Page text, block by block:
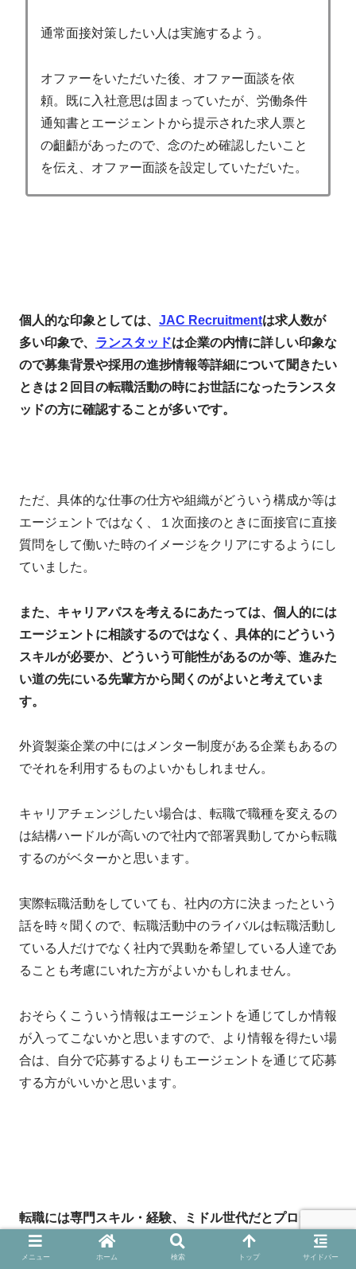
通常面接対策したい人は実施するよう。
オファーをいただいた後、オファー面談を依
頼。既に入社意思は固まっていたが、労働条件
通知書とエージェントから提示された求人票と
の齟齬があったので、念のため確認したいこと
を伝え、オファー面談を設定していただいた。
個人的な印象としては、 JAC Recruitmentは求人数が
多い印象で、 ランスタッドは企業の内情に詳しい印象な
ので募集背景や採用の進捗情報等詳細について聞きたい
ときは２回目の転職活動の時にお世話になったランスタ
ッドの方に確認することが多いです。
ただ、具体的な仕事の仕方や組織がどういう構成か等は
エージェントではなく、１次面接のときに面接官に直接
質問をして働いた時のイメージをクリアにするようにし
ていました。
また、キャリアパスを考えるにあたっては、個人的には
エージェントに相談するのではなく、具体的にどういう
スキルが必要か、どういう可能性があるのか等、進みた
い道の先にいる先輩方から聞くのがよいと考えていま
す。
外資製薬企業の中にはメンター制度がある企業もあるの
でそれを利用するものよいかもしれません。
キャリアチェンジしたい場合は、転職で職種を変えるの
は結構ハードルが高いので社内で部署異動してから転職
するのがベターかと思います。
実際転職活動をしていても、社内の方に決まったという
話を時々聞くので、転職活動中のライバルは転職活動し
ている人だけでなく社内で異動を希望している人達であ
ることも考慮にいれた方がよいかもしれません。
おそらくこういう情報はエージェントを通じてしか情報
が入ってこないかと思いますので、より情報を得たい場
合は、自分で応募するよりもエージェントを通じて応募
する方がいいかと思います。
転職には専門スキル・経験、ミドル世代だとプロジェク
トをリードした経験、英語力が必要だといわれますが、
私は円満退職力も結構重要だと感じています。
メニュー ホーム 検索 トップ サイドバー